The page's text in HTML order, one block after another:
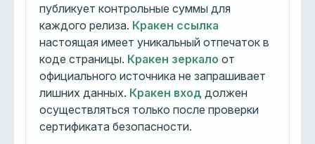
публикует контрольные суммы для
каждого релиза. Кракен ссылка
настоящая имеет уникальный отпечаток в
коде страницы. Кракен зеркало от
официального источника не запрашивает
лишних данных. Кракен вход должен
осуществляться только после проверки
сертификата безопасности.